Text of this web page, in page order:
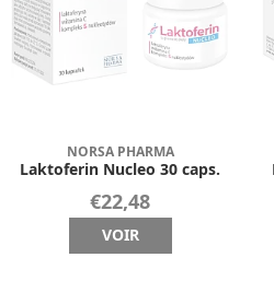
NORSA PHARMA
Laktoferin Nucleo 30 caps.
€22,48
VOIR